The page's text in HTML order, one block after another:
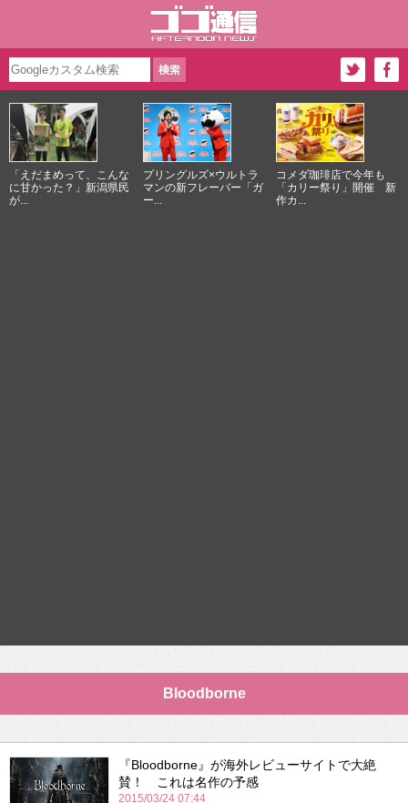
「えだまめって、こんな
に甘かった？」新潟県民
が...
プリングルズ×ウルトラ
マンの新フレーバー「ガ
ー...
コメダ珈琲店で今年も
「カリー祭り」開催 新
作カ...
Bloodborne
『Bloodborne』が海外レビューサイトで大絶
賛！ これは名作の予感
2015/03/24 07:44